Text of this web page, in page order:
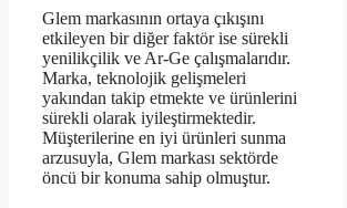
Glem markasının ortaya çıkışını
etkileyen bir diğer faktör ise sürekli
yenilikçilik ve Ar-Ge çalışmalarıdır.
Marka, teknolojik gelişmeleri
yakından takip etmekte ve ürünlerini
sürekli olarak iyileştirmektedir.
Müşterilerine en iyi ürünleri sunma
arzusuyla, Glem markası sektörde
öncü bir konuma sahip olmuştur.